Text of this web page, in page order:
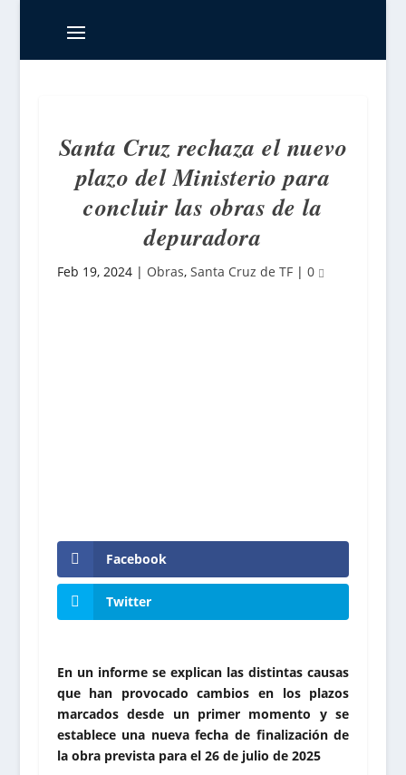
Santa Cruz rechaza el nuevo
plazo del Ministerio para
concluir las obras de la
depuradora
Feb 19, 2024| Obras, Santa Cruz de TF| 0
Facebook
Twitter
En un informe se explican las distintas causas
que han provocado cambios en los plazos
marcados desde un primer momento y se
establece una nueva fecha de finalización de
la obra prevista para el 26 de julio de 2025